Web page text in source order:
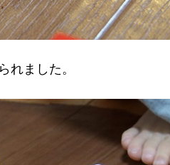
れました。